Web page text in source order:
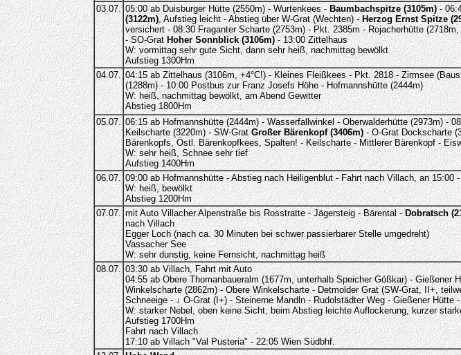
03.07. 05:00 ab Duisburger Hütte (2550m) - Wurtenkees -Baumbachspitze (3105m)-
(3122m), Aufstieg leicht - Abstieg über W-Grat (Wechten) - Herzog Ernst Spitze
versichert - 08:30 Fraganter Scharte (2753m) - Pkt. 2385m - Rojacherhütte
- SO-Grat Hoher Sonnblick (3106m)- 13:00 Zittelhaus
W: vormittag sehr gute Sicht, dann sehr heiß, nachmittag bewölkt
Aufstieg 1300Hm
04.07. 04:15 ab Zittelhaus (3106m, +4°C!) - Kleines Fleißkees - Pkt. 2818 - Zirmsee
(1288m) - 10:00 Postbus zur Franz Josefs Höhe - Hofmannshütte (2444m)
W: heiß, nachmittag bewölkt, am Abend Gewitter
Abstieg 1800Hm
05.07. 06:15 ab Hofmannshütte (2444m) - Wasserfallwinkel - Oberwalderhütte (2973m) -
Keilscharte (3220m) - SW-GratGroßer Bärenkopf (3406m)- O-Grat Dockscharte
Bärenkopfs, Östl. Bärenkopfkees, Spalten! - Keilscharte - Mittlerer Bärenkopf -
W: sehr heiß, Schnee sehr tief
Aufstieg 1400Hm
06.07. 09:00 ab Hofmannshütte - Abstieg nach Heiligenblut - Fahrt nach Villach, an 15:00
W: heiß, bewölkt
Abstieg 1200Hm
07.07. mit Auto Villacher Alpenstraße bis Rosstratte - Jägersteig - Bärental -Dobratsch
nach Villach
Egger Loch (nach ca. 30 Minuten bei schwer passierbarer Stelle umgedreht)
Vassacher See
W: sehr dunstig, keine Fernsicht, nachmittag heiß
08.07. 03:30 ab Villach, Fahrt mit Auto
04:55 ab Obere Thomanbaueralm (1677m, unterhalb Speicher Gößkar) - Gießener
Winkelscharte (2862m) - Obere Winkelscharte - Detmolder Grat (SW-Grat, II+,
Schneeige - ↓ O-Grat (I+) - Steinerne Mandln - Rudolstädter Weg - Gießener Hütte
W: starker Nebel, oben keine Sicht, beim Abstieg leichte Auflockerung, kurzer
Aufstieg 1700Hm
Fahrt nach Villach
17:10 ab Villach "Val Pusteria" - 22:05 Wien Südbhf.